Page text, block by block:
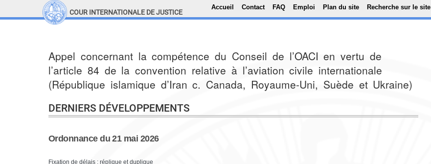
Aller au contenu principal
Top Menu
Accueil Contact FAQ Emploi Plan du site Recherche sur le site
COUR INTERNATIONALE DE JUSTICE
Appel concernant la compétence du Conseil de l’OACI en vertu de
l’article 84 de la convention relative à l’aviation civile internationale
(République islamique d’Iran c. Canada, Royaume-Uni, Suède et Ukraine)
DERNIERS DÉVELOPPEMENTS
Ordonnance du 21 mai 2026
Fixation de délais : réplique et duplique
Top Menu